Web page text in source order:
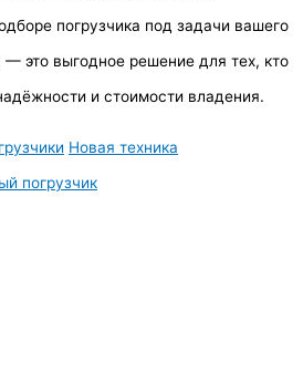
погрузчика под задачи вашего
— это выгодное решение для тех, кто
и стоимости владения.
Новая техника
погрузчик